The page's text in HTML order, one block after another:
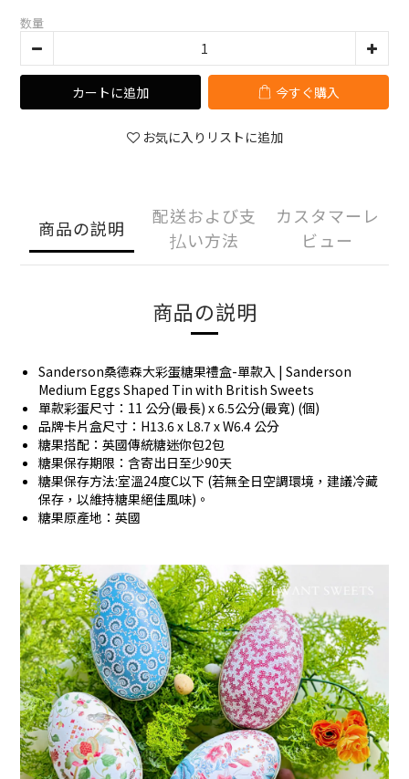
数量
カートに追加 今すぐ購入
お気に入りリストに追加
商品の説明
配送および支
払い方法
カスタマーレ
ビュー
商品の説明
Sanderson桑德森大彩蛋糖果禮盒-單款入 | Sanderson
Medium Eggs Shaped Tin with British Sweets
單款彩蛋尺寸：11 公分(最長) x 6.5公分(最寬) (個)
品牌卡片盒尺寸：H13.6 x L8.7 x W6.4 公分
糖果搭配：英國傳統糖迷你包2包
糖果保存期限：含寄出日至少90天
糖果保存方法:室溫24度C以下 (若無全日空調環境，建議冷藏
保存，以維持糖果絕佳風味)。
糖果原產地：英國